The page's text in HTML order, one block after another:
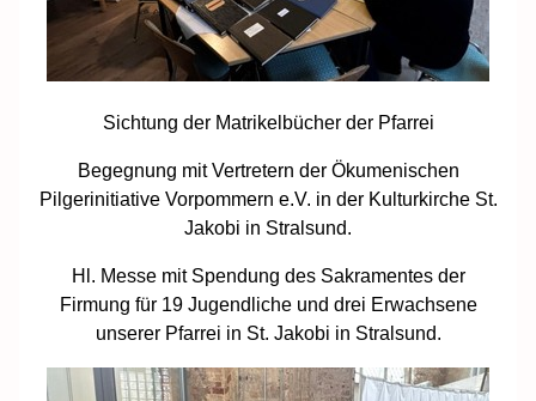
Sichtung der Matrikelbücher der Pfarrei
Begegnung mit Vertretern der Ökumenischen
Pilgerinitiative Vorpommern e.V. in der Kulturkirche St.
Jakobi in Stralsund.
Hl. Messe mit Spendung des Sakramentes der
Firmung für 19 Jugendliche und drei Erwachsene
unserer Pfarrei in St. Jakobi in Stralsund.